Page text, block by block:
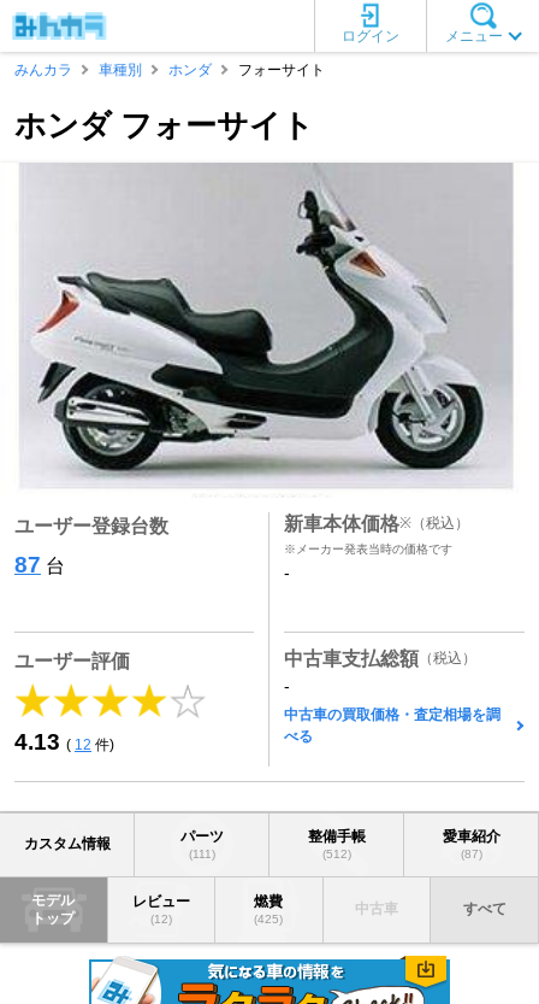
メニュー
ログイン
みんカラ
車種別 ホンダ フォーサイト
ホンダ フォーサイト
ユーザー登録台数
87 台
ユーザー評価
4.13 ( 12 件)
新車本体価格※ （税込）
※メーカー発表当時の価格です
-
中古車支払総額 （税込）
-
中古車の買取価格・査定相場を調
べる
カスタム情報 パーツ
(111)
整備手帳
(512)
愛車紹介
(87)
モデル
トップ
レビュー
(12)
燃費
(425)
中古車 すべて